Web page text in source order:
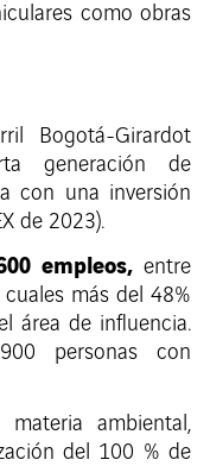
como obras
Bogotá-Girardot
generación de
con una inversión
de 2023).
empleos, entre
más del 48%
área de influencia.
personas con
ambiental,
del 100 % de